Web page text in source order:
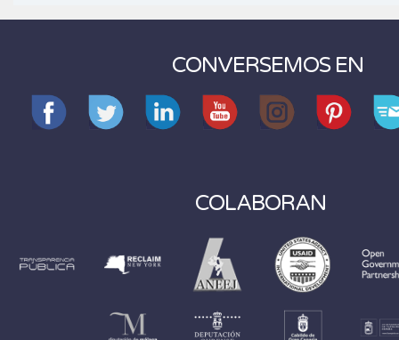
CONVERSEMOS EN
COLABORAN